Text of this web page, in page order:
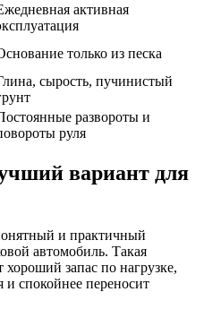
активная
только из песка
сырость, пучинистый
развороты и
руля
вариант для
и практичный
автомобиль. Такая
хороший запас по нагрузке,
спокойнее переносит